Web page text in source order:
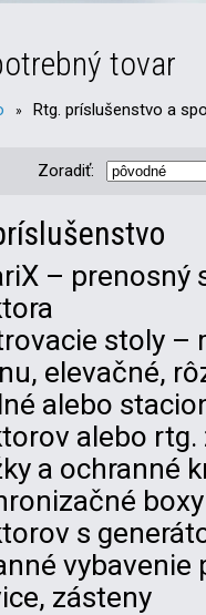
tovar
» Rtg. príslušenstvo a
Zoradiť:
– prenosný
stoly –
elevačné,
alebo
alebo rtg.
a ochranné
s
zásteny